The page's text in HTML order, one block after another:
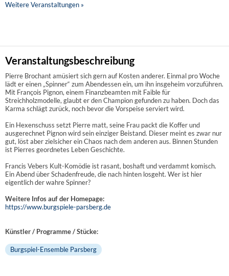
Weitere Veranstaltungen »
Veranstaltungsbeschreibung
Pierre Brochant amüsiert sich gern auf Kosten anderer. Einmal pro Woche
lädt er einen „Spinner“ zum Abendessen ein, um ihn insgeheim vorzuführen.
Mit François Pignon, einem Finanzbeamten mit Faible für
Streichholzmodelle, glaubt er den Champion gefunden zu haben. Doch das
Karma schlägt zurück, noch bevor die Vorspeise serviert wird.
Ein Hexenschuss setzt Pierre matt, seine Frau packt die Koffer und
ausgerechnet Pignon wird sein einziger Beistand. Dieser meint es zwar nur
gut, löst aber zielsicher ein Chaos nach dem anderen aus. Binnen Stunden
ist Pierres geordnetes Leben Geschichte.
Francis Vebers Kult-Komödie ist rasant, boshaft und verdammt komisch.
Ein Abend über Schadenfreude, die nach hinten losgeht. Wer ist hier
eigentlich der wahre Spinner?
Weitere Infos auf der Homepage:
https://www.burgspiele-parsberg.de
Künstler / Programme / Stücke:
Burgspiel-Ensemble Parsberg